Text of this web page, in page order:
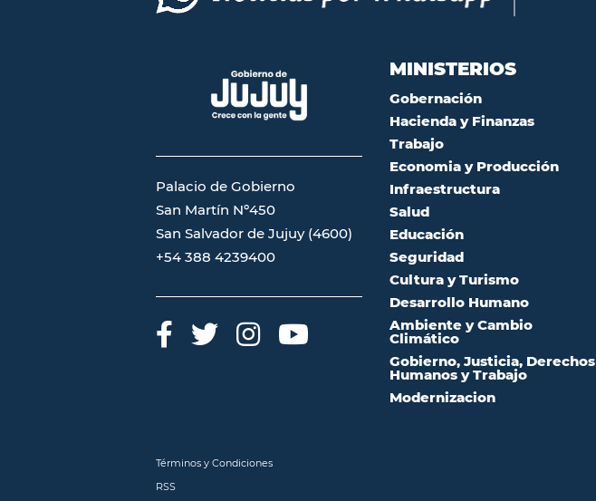
Palacio de Gobierno
San Martín Nº450
San Salvador de Jujuy (4600)
+54 388 4239400
MINISTERIOS
Gobernación
Hacienda y Finanzas
Trabajo
Economia y Producción
Infraestructura
Salud
Educación
Seguridad
Cultura y Turismo
Desarrollo Humano
Ambiente y Cambio
Climático
Gobierno, Justicia, Derechos
Humanos y Trabajo
Modernizacion
Términos y Condiciones
RSS